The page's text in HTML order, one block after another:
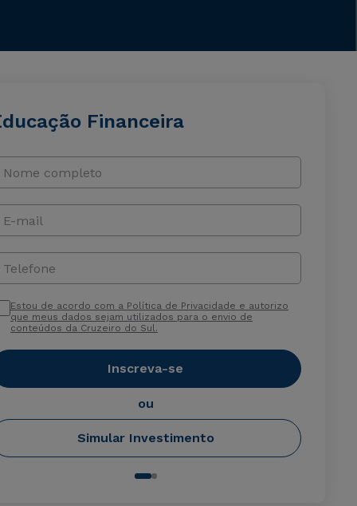
Financeira
Nome completo
E-mail
Telefone
Estou de acordo com a Política de Privacidade e autorizo
que meus dados sejam utilizados para o envio de
conteúdos da Cruzeiro do Sul.
Inscreva-se
ou
Simular Investimento